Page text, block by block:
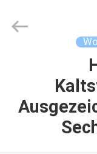
PRODUKTE
Limited.